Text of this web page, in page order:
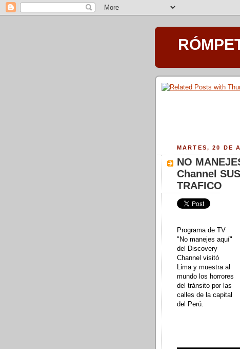
MARTES, 20 DE
NO
Channel
TRAFICO
Programa de TV
"No manejes aquí"
del Discovery
Channel visitó
Lima y muestra al
mundo los horrores
del tránsito por las
calles de la capital
del Perú.